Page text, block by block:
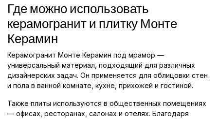
Где можно использовать
керамогранит и плитку Монте
Керамин
Керамогранит Монте Керамин под мрамор —
универсальный материал, подходящий для различных
дизайнерских задач. Он применяется для облицовки стен
и пола в ванной комнате, кухне, прихожей и гостиной.
Также плиты используются в общественных помещениях
— офисах, ресторанах, салонах и отелях. Благодаря